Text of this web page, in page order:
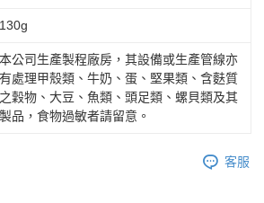
130g
本公司生產製程廠房，其設備或生產管線亦
有處理甲殼類、牛奶、蛋、堅果類、含麩質
之穀物、大豆、魚類、頭足類、螺貝類及其
製品，食物過敏者請留意。
客服